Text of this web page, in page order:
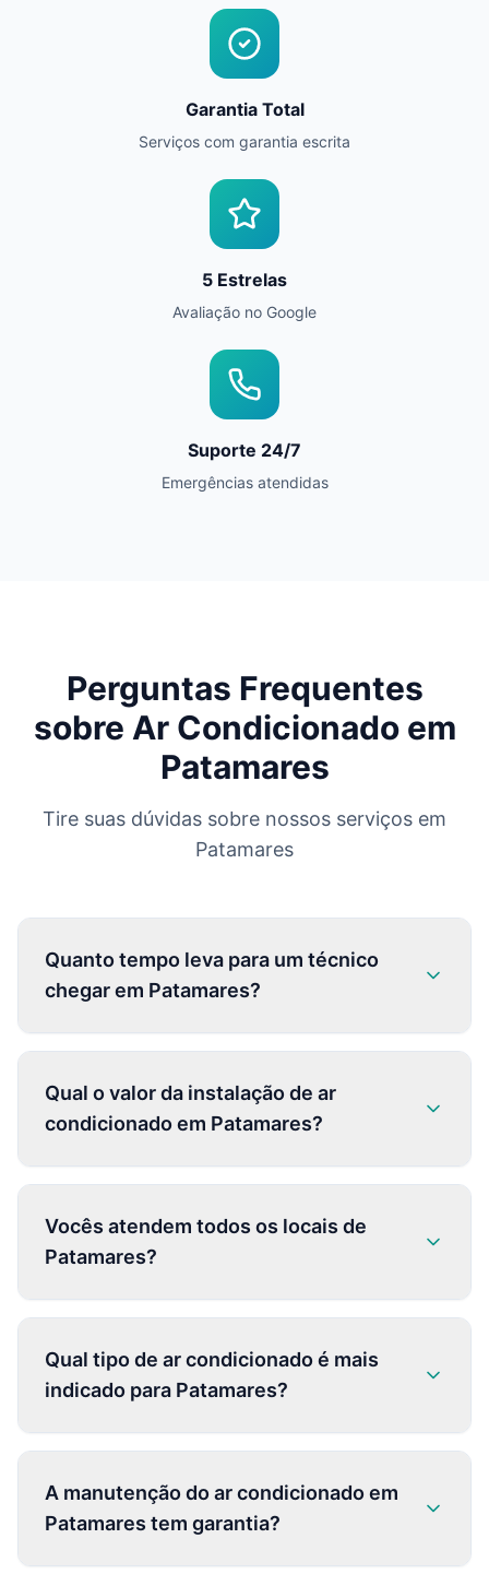
Garantia Total
Serviços com garantia escrita
5 Estrelas
Avaliação no Google
Suporte 24/7
Emergências atendidas
Perguntas Frequentes
sobre Ar Condicionado em
Patamares
Tire suas dúvidas sobre nossos serviços em
Patamares
Quanto tempo leva para um técnico
chegar em Patamares?
Qual o valor da instalação de ar
condicionado em Patamares?
Vocês atendem todos os locais de
Patamares?
Qual tipo de ar condicionado é mais
indicado para Patamares?
A manutenção do ar condicionado em
Patamares tem garantia?